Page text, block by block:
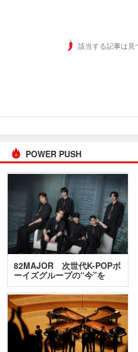
該当する記事は見
POWER PUSH
82MAJOR 次世代K-POPボ
ーイズグループの“今”を
訊…